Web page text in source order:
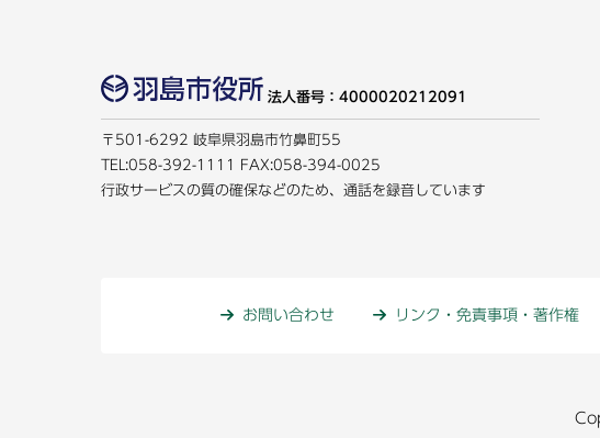
法人番号：4000020212091
〒501-6292 岐阜県羽島市竹鼻町55
TEL:058-392-1111
FAX:058-394-0025
行政サービスの質の確保などのため、通話を録音しています
お問い合わせ リンク・免責事項・著作権